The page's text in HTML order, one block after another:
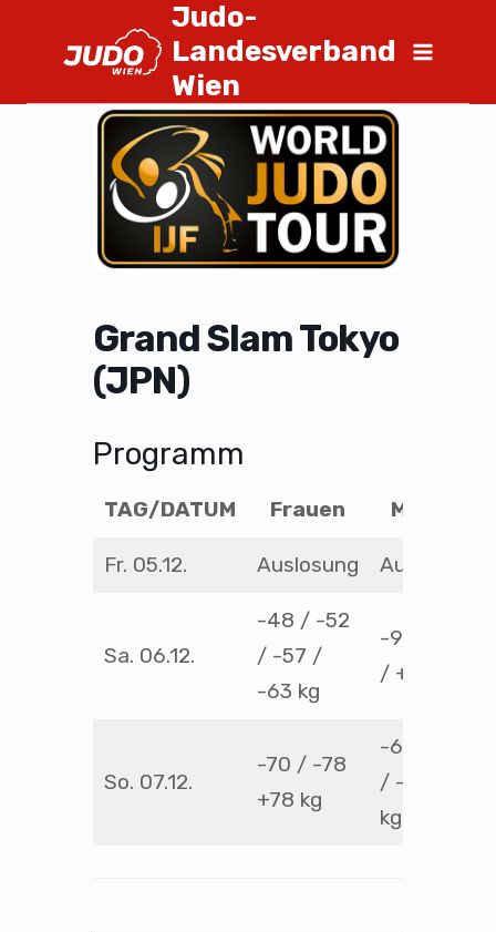
Judo-
Landesverband
Wien
Grand Slam Tokyo
(JPN)
Programm
TAG/DATUM Frauen Männer
Fr. 05.12. Auslosung Auslosung
Sa. 06.12.
-48 / -52
/ -57 /
-63 kg
-90 / -100
/ +100 kg
So. 07.12.
-70 / -78
+78 kg
-60 / -66
/ -73 / -81
kg